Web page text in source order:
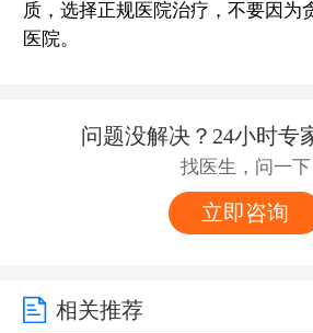
质，选择正规医院治疗，不要因为
医院。
问题没解决？24小时专
找医生，问一下
立即咨询
相关推荐